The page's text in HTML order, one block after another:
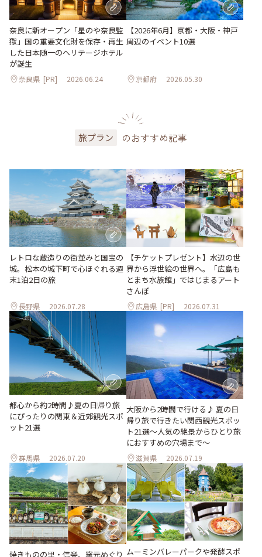
奈良に新オープン「星のや奈良監
獄」国の重要文化財を保存・再生
した日本随一のヘリテージホテル
が誕生
奈良県 [PR] 2026.06.24
【2026年6月】京都・大阪・神戸
周辺のイベント10選
京都府 2026.05.30
旅プラン のおすすめ記事
レトロな蔵造りの街並みと国宝の
城。松本の城下町で心ほぐれる週
末1泊2日の旅
長野県 2026.07.28
【チケットプレゼント】水辺の世
界から浮世絵の世界へ。「広島も
とまち水族館」ではじまるアート
さんぽ
広島県 [PR] 2026.07.31
都心から約2時間♪夏の日帰り旅
にぴったりの関東＆近郊観光スポ
ット21選
群馬県 2026.07.20
大阪から2時間で行ける♪ 夏の日
帰り旅で行きたい関西観光スポッ
ト21選～人気の絶景からひとり旅
におすすめの穴場まで～
滋賀県 2026.07.19
焼きものの里・信楽、窯元めぐり ムーミンバレーパークや発酵スポ